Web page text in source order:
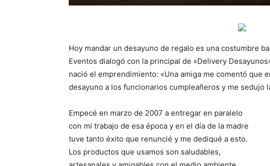
Hoy mandar un desayuno de regalo es una costumbre
Eventos dialogó con la principal de «Delivery
nació el emprendimiento: «Una amiga me comentó que
desayuno a los funcionarios cumpleañeros y me sedujo
Empecé en marzo de 2007 a entregar en paralelo
con mi trabajo de esa época y en el día de la madre
tuve tanto éxito que renuncié y me dediqué a esto.
Los productos que usamos son saludables,